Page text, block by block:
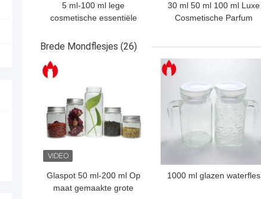
5 ml-100 ml lege
cosmetische essentiële
druppelkap
30 ml 50 ml 100 ml Luxe
Cosmetische Parfum
Brede Mondflesjes (26)
Glaspot 50 ml-200 ml Op
maat gemaakte grote
BESTE PRIJS
1000 ml glazen waterfles
BESTE PRIJS